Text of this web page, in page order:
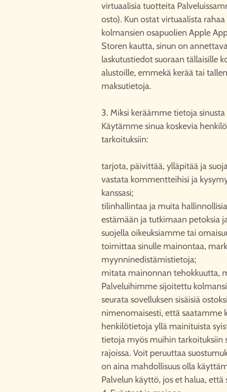
virtuaalisia tuotteita
osto). Kun ostat virtuaalista
kolmansien osapuolien Apple
Storen kautta, sinun on
laskutustiedot suoraan tällaisille
alustoille, emmekä kerää tai
maksutietoja.
3. Miksi keräämme tietoja sinusta
Käytämme sinua koskevia
tarkoituksiin:
tarjota, päivittää, ylläpitää ja
vastata kommentteihisi ja
kanssasi;
tilinhallintaa ja muita
estämään ja tutkimaan petoksia
suojella oikeuksiamme tai
toimittaa sinulle mainontaa,
myynninedistämistietoja;
mitata mainonnan tehokkuutta,
Palveluihimme sijoitettu
seurata sovelluksen sisäisiä
nimenomaisesti, että saatamme
henkilötietoja yllä mainituista
tietoja myös muihin tarkoituksiin
rajoissa. Voit peruuttaa
on aina mahdollisuus olla
Palvelun käyttö, jos et halua,